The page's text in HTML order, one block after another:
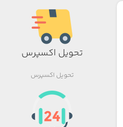
تحویل اکسپرس
تحویل اکسپرس